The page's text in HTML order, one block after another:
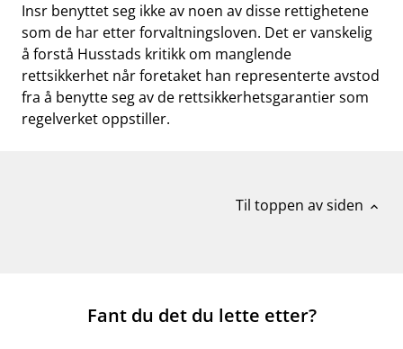
Insr benyttet seg ikke av noen av disse rettighetene
som de har etter forvaltningsloven. Det er vanskelig
å forstå Husstads kritikk om manglende
rettsikkerhet når foretaket han representerte avstod
fra å benytte seg av de rettsikkerhetsgarantier som
regelverket oppstiller.
Til toppen av siden expand_less
Fant du det du lette etter?